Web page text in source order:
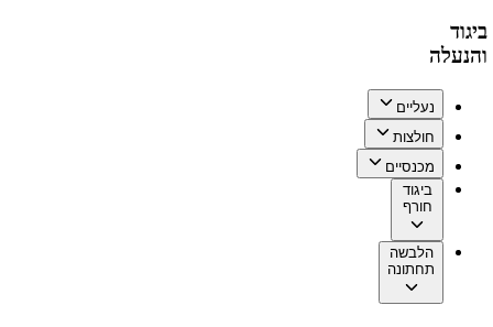
ביגוד
והנעלה
נעליים
חולצות
מכנסיים
ביגוד
חורף
הלבשה
תחתונה